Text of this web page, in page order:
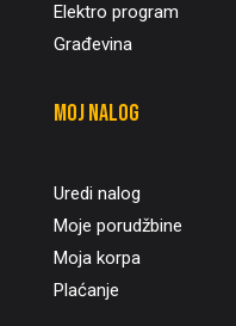
Elektro program
Građevina
Moj nalog
Uredi nalog
Moje porudžbine
Moja korpa
Plaćanje